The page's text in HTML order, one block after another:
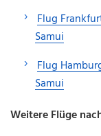
Flug
Samui
Flug
Samui
Weitere Flüge